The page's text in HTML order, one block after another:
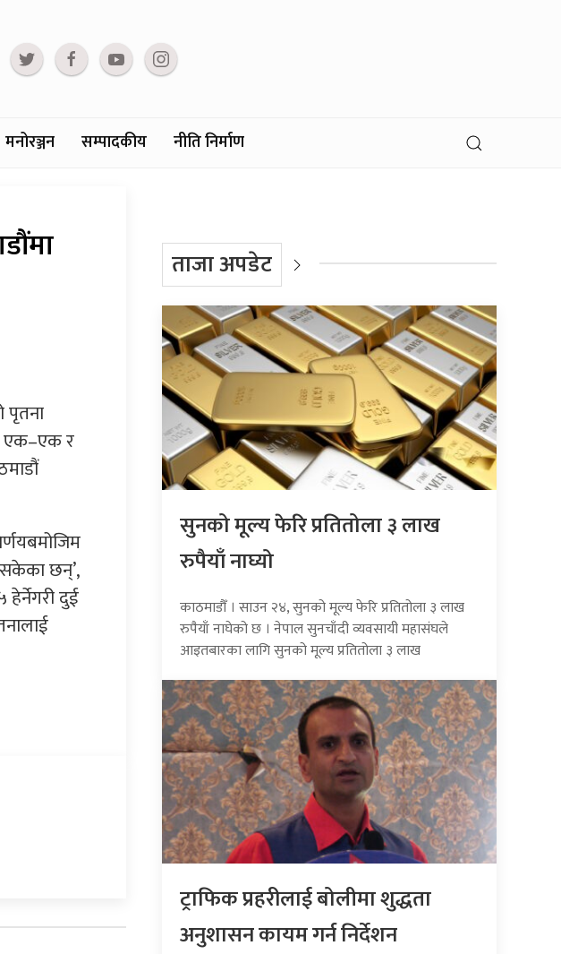
मनोरञ्जन सम्पादकीय नीति निर्माण
पृतना
एक–एक र
छन्’,
दुई
ताजा अपडेट
सुनको मूल्य फेरि प्रतितोला ३ लाख
रुपैयाँ नाघ्यो
काठमाडौँ । साउन २४, सुनको मूल्य फेरि प्रतितोला ३ लाख
रुपैयाँ नाघेको छ । नेपाल सुनचाँदी व्यवसायी महासंघले
आइतबारका लागि सुनको मूल्य प्रतितोला ३ लाख
ट्राफिक प्रहरीलाई बोलीमा शुद्धता
अनुशासन कायम गर्न निर्देशन